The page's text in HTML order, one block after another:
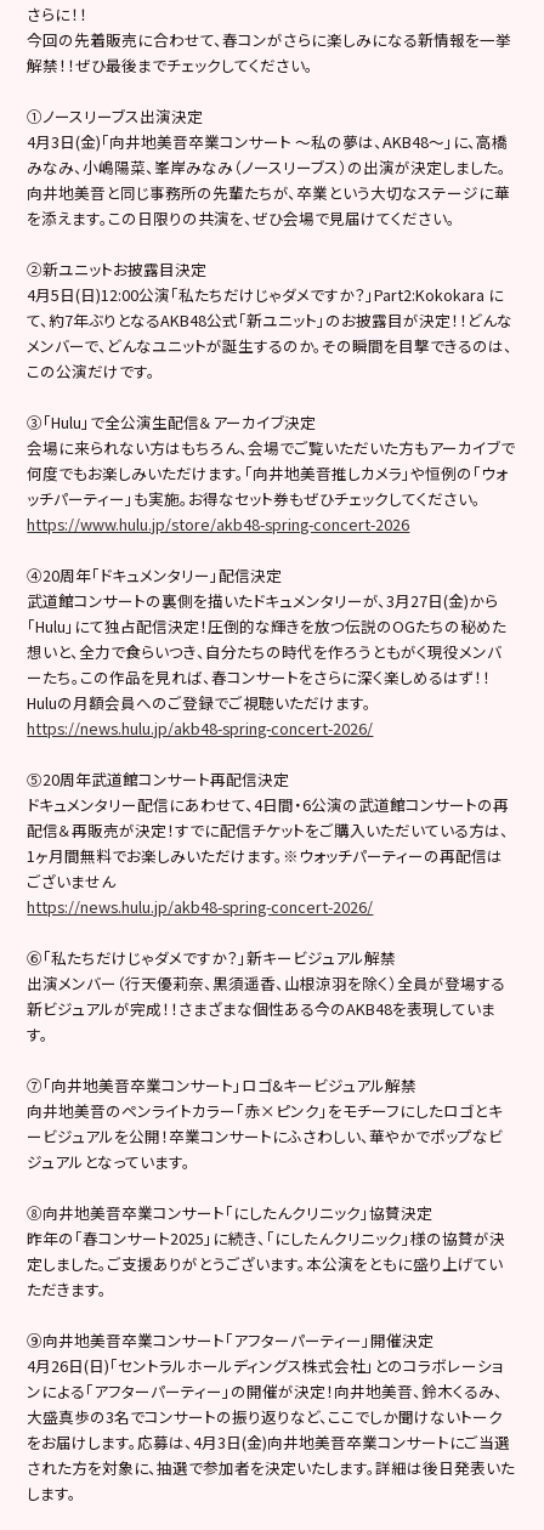
さらに！！
今回の先着販売に合わせて、春コンがさらに楽しみになる新情報を一挙
解禁！！ぜひ最後までチェックしてください。
①ノースリーブス出演決定
4月3日(金)「向井地美音卒業コンサート 〜私の夢は、AKB48〜」に、高橋
みなみ、小嶋陽菜、峯岸みなみ（ノースリーブス）の出演が決定しました。
向井地美音と同じ事務所の先輩たちが、卒業という大切なステージに華
を添えます。この日限りの共演を、ぜひ会場で見届けてください。
②新ユニットお披露目決定
4月5日(日)12:00公演「私たちだけじゃダメですか？」Part2:Kokokara に
て、約7年ぶりとなるAKB48公式「新ユニット」のお披露目が決定！！どんな
メンバーで、どんなユニットが誕生するのか。その瞬間を目撃できるのは、
この公演だけです。
③「Hulu」で全公演生配信＆アーカイブ決定
会場に来られない方はもちろん、会場でご覧いただいた方もアーカイブで
何度でもお楽しみいただけます。「向井地美音推しカメラ」や恒例の「ウォ
ッチパーティー」も実施。お得なセット券もぜひチェックしてください。
https://www.hulu.jp/store/akb48-spring-concert-2026
④20周年「ドキュメンタリー」配信決定
武道館コンサートの裏側を描いたドキュメンタリーが、3月27日(金)から
「Hulu」にて独占配信決定！圧倒的な輝きを放つ伝説のOGたちの秘めた
想いと、全力で食らいつき、自分たちの時代を作ろうともがく現役メンバ
ーたち。この作品を見れば、春コンサートをさらに深く楽しめるはず！！
Huluの月額会員へのご登録でご視聴いただけます。
https://news.hulu.jp/akb48-spring-concert-2026/
⑤20周年武道館コンサート再配信決定
ドキュメンタリー配信にあわせて、4日間・6公演の武道館コンサートの再
配信＆再販売が決定！すでに配信チケットをご購入いただいている方は、
1ヶ月間無料でお楽しみいただけます。※ウォッチパーティーの再配信は
ございません
https://news.hulu.jp/akb48-spring-concert-2026/
⑥「私たちだけじゃダメですか？」新キービジュアル解禁
出演メンバー（行天優莉奈、黒須遥香、山根涼羽を除く）全員が登場する
新ビジュアルが完成！！さまざまな個性ある今のAKB48を表現していま
す。
⑦「向井地美音卒業コンサート」ロゴ&キービジュアル解禁
向井地美音のペンライトカラー「赤×ピンク」をモチーフにしたロゴとキ
ービジュアルを公開！卒業コンサートにふさわしい、華やかでポップなビ
ジュアルとなっています。
⑧向井地美音卒業コンサート「にしたんクリニック」協賛決定
昨年の「春コンサート2025」に続き、「にしたんクリニック」様の協賛が決
定しました。ご支援ありがとうございます。本公演をともに盛り上げてい
ただきます。
⑨向井地美音卒業コンサート「アフターパーティー」開催決定
4月26日(日)「セントラルホールディングス株式会社」とのコラボレーショ
ンによる「アフターパーティー」の開催が決定！向井地美音、鈴木くるみ、
大盛真歩の3名でコンサートの振り返りなど、ここでしか聞けないトーク
をお届けします。応募は、4月3日(金)向井地美音卒業コンサートにご当選
された方を対象に、抽選で参加者を決定いたします。詳細は後日発表いた
します。